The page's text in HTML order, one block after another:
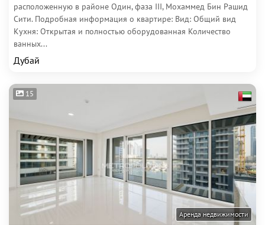
расположенную в районе Один, фаза III, Мохаммед Бин Рашид
Сити. Подробная информация о квартире: Вид: Общий вид
Кухня: Открытая и полностью оборудованная Количество
ванных...
Дубай
15
Аренда недвижимости